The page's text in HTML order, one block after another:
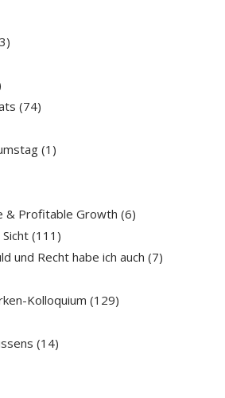
(74)
(1)
& Profitable Growth (6)
(111)
und Recht habe ich auch (7)
Kolloquium (129)
(14)